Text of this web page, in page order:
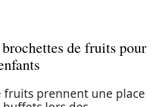
de fruits pour
fruits prennent une place